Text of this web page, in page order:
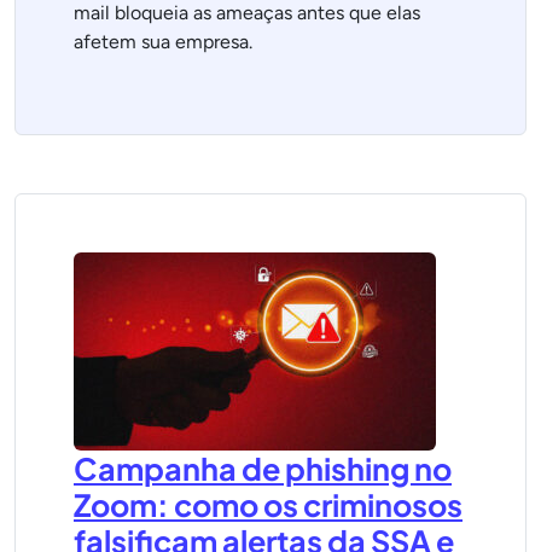
mail bloqueia as ameaças antes que elas
afetem sua empresa.
Campanha de phishing no
Zoom: como os criminosos
falsificam alertas da SSA e